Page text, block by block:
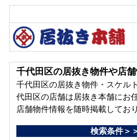
千代田区の居抜き物件や店
千代田区の居抜き物件・スケル
代田区の店舗は居抜き本舗にお
店舗物件情報を随時掲載してお
検索条件＞